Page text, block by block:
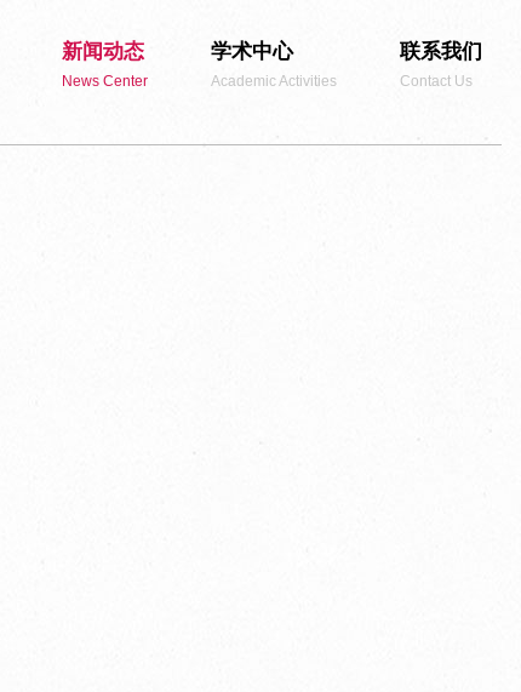
新闻动态
News Center
学术中心
Academic Activities
联系我们
Contact Us